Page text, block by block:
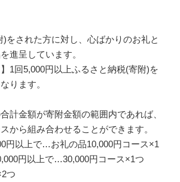
をされた方に対し、心ばかりのお礼と
進呈しています。
】1回5,000円以上ふるさと納税(寄附)を
ります。
計金額が寄附金額の範囲内であれば、
から組み合わせることができます。
円以上で…お礼の品10,000円コース×1
円以上で…30,000円コース×1つ
つ